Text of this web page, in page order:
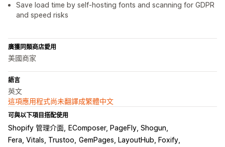
Save load time by self-hosting fonts and scanning for GDPR
and speed risks
廣獲同類商店愛用
美國商家
語言
英文
這項應用程式尚未翻譯成繁體中文
可與以下項目搭配使用
Shopify 管理介面
EComposer, PageFly, Shogun
Fera, Vitals, Trustoo GemPages, LayoutHub, Foxify